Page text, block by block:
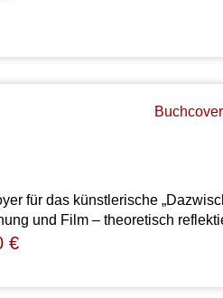
für das künstlerische
und Film – theoretisch
€